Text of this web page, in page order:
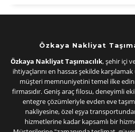
Özkaya Nakliyat
Özkaya Nakliyat Taşımacılık, şehir içi
ihtiyaçlarını en hassas şekilde
müşteri memnuniyetini temel ilke
firmasıdır. Geniş araç filosu, deneyimli
entegre çözümleriyle evden eve
nakliyesine, özel eşya
hizmetlerine kadar kapsamlı bir